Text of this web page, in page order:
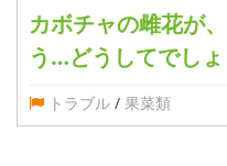
カボチャの雌花が
う…どうしてでしょ
トラブル / 果菜類